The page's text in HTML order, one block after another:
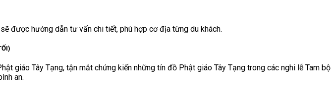
được hướng dẫn tư vấn chi tiết, phù hợp cơ địa từng du khách.
giáo Tây Tạng, tận mắt chứng kiến những tín đồ Phật giáo Tây Tạng trong các nghi lễ Tam bộ
an.